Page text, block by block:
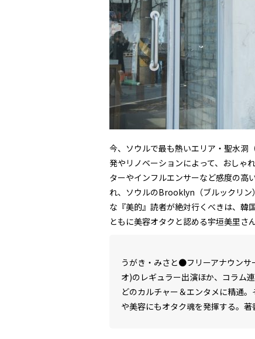
今、ソウルで最も熱いエリア・聖水洞
発やリノベーションによって、おしゃ
ターやインフルエンサーなど感度の高
れ、ソウルのBrooklyn（ブルックリン
な『美的』読者が絶対行くべきは、韓
ともに美容オタクと認める宇垣美里さ
うがき・みさと●フリーアナウンサ
オ)のレギュラー出演ほか、コラム
どのカルチャー＆エンタメに精通
や美容にもオタク魂を発揮する。